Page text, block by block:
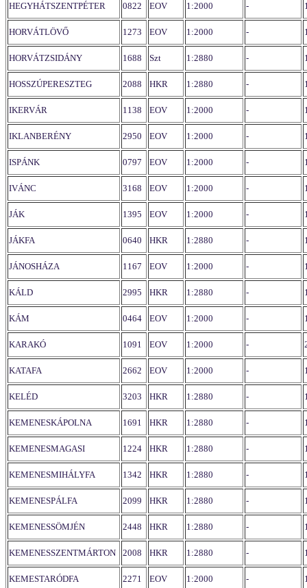
HEGYHÁTSZENTPÉTER 0822 EOV 1:2000 -
HORVÁTLÖVŐ 1273 EOV 1:2000 -
HORVÁTZSIDÁNY 1688 Szt 1:2880 -
HOSSZÚPERESZTEG 2088 HKR 1:2880 -
IKERVÁR 1138 EOV 1:2000 -
IKLANBERÉNY 2950 EOV 1:2000 -
ISPÁNK 0797 EOV 1:2000 -
IVÁNC 3168 EOV 1:2000 -
JÁK 1395 EOV 1:2000 -
JÁKFA 0640 HKR 1:2880 -
JÁNOSHÁZA 1167 EOV 1:2000 -
KÁLD 2995 HKR 1:2880 -
KÁM 0464 EOV 1:2000 -
KARAKÓ 1091 EOV 1:2000 -
KATAFA 2662 EOV 1:2000 -
KELÉD 3203 HKR 1:2880 -
KEMENESKÁPOLNA 1691 HKR 1:2880 -
KEMENESMAGASI 1224 HKR 1:2880 -
KEMENESMIHÁLYFA 1342 HKR 1:2880 -
KEMENESPÁLFA 2099 HKR 1:2880 -
KEMENESSÖMJÉN 2448 HKR 1:2880 -
KEMENESSZENTMÁRTON 2008 HKR 1:2880 -
KEMESTARÓDFA 2271 EOV 1:2000 -